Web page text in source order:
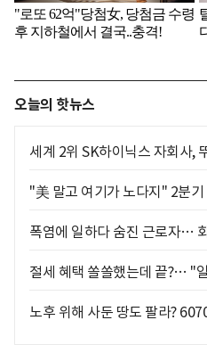
오늘의 핫뉴스
세계 2위 SK하이닉스 자회사,
"美 말고 여기가 노다지" 2분
폭염에 일하다 숨진 근로자…
절세 혜택 쏠쏠했는데 끝?… "
노후 위해 사둔 땅도 팔라?